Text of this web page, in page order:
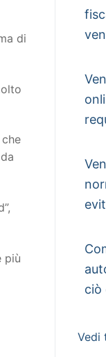
di
più
ciò
Vedi